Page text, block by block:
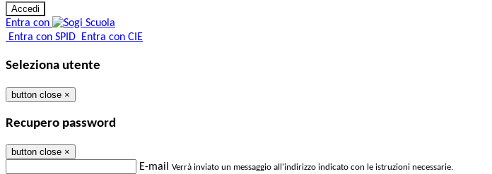
Entra con
Entra con SPID Entra con CIE
Seleziona utente
button close ×
Recupero password
button close ×
E-mail Verrà inviato un messaggio all'indirizzo indicato con le istruzioni necessarie.